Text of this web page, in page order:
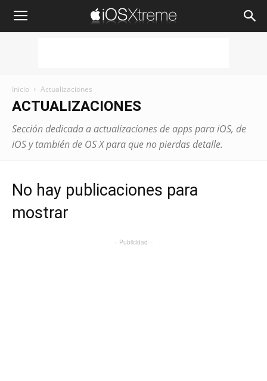
iOSXtreme
Inicio Actualizaciones
ACTUALIZACIONES
Sección dedicada a actualizaciones de apps para iOS, de
iOS y también de OS X para que no pierdas detalle.
No hay publicaciones para
mostrar
– Publicidad –